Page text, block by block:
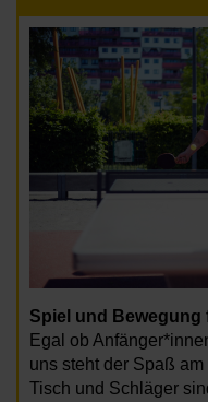
Spiel und Bewegung
Egal ob
uns steht der Spaß
Tisch und Schläger